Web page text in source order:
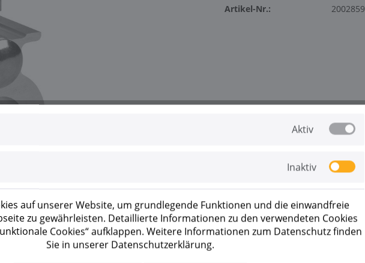
Artikel-Nr.: 2002859
Aktiv
Inaktiv
auf unserer Website, um grundlegende Funktionen und die einwandfreie
zu gewährleisten. Detaillierte Informationen zu den verwendeten Cookies
Cookies“ aufklappen. Weitere Informationen zum Datenschutz finden
Sie in unserer Datenschutzerklärung.